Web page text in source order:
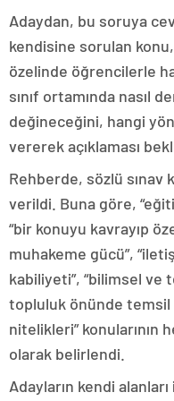
Adaydan, bu soruya
kendisine sorulan
özelinde öğrencilerle
sınıf ortamında nasıl
değineceğini, hangi
vererek açıklaması
Rehberde, sözlü sınav
verildi. Buna göre,
“bir konuyu kavrayıp
muhakeme gücü”,
kabiliyeti”, “bilimsel ve
topluluk önünde
nitelikleri” konularının
olarak belirlendi.
Adayların kendi